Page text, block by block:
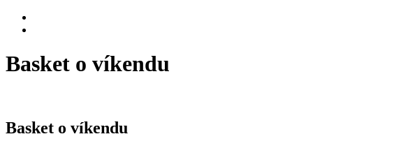
Basket o víkendu
Basket o víkendu